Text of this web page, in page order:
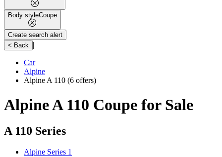
Body styleCoupe
Create search alert
< Back |
Car
Alpine
Alpine A 110 (6 offers)
Alpine A 110 Coupe for Sale
A 110 Series
Alpine Series 1